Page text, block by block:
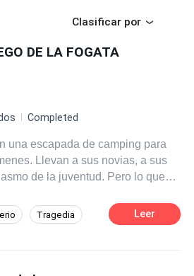
Clasificar por
DE LA FOGATA
Completed
una escapada de camping para
Llevan a sus novias, a sus
de la juventud. Pero lo que
risas, nombres que no son los
deberían haber compartido. Lo
Tragedia Leer